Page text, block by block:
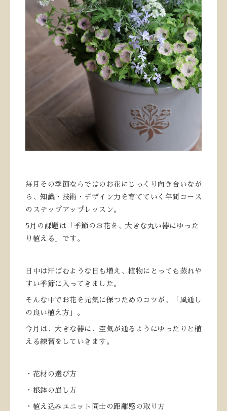
毎月その季節ならではのお花にじっくり向き合いなが
ら、知識・技術・デザイン力を育てていく年間コース
のステップアップレッスン。
5月の課題は「季節のお花を、大きな丸い器にゆった
り植える」です。
日中は汗ばむような日も増え、植物にとっても蒸れや
すい季節に入ってきました。
そんな中でお花を元気に保つためのコツが、「風通し
の良い植え方」。
今月は、大きな器に、空気が通るようにゆったりと植
える練習をしていきます。
・花材の選び方
・根鉢の崩し方
・植え込みユニット同士の距離感の取り方